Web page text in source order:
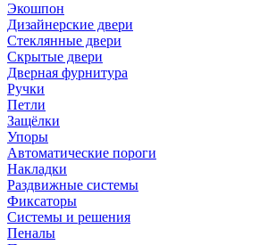
Экошпон
Дизайнерские двери
Стеклянные двери
Скрытые двери
Дверная фурнитура
Ручки
Петли
Защёлки
Упоры
Автоматические пороги
Накладки
Раздвижные системы
Фиксаторы
Системы и решения
Пеналы